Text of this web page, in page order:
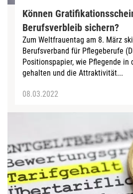
Können
Berufsverbleib sichern?
Zum Weltfrauentag am 8. März
Berufsverband für Pflegeberufe
Positionspapier, wie Pflegende
gehalten und die Attraktivität...
08.03.2022